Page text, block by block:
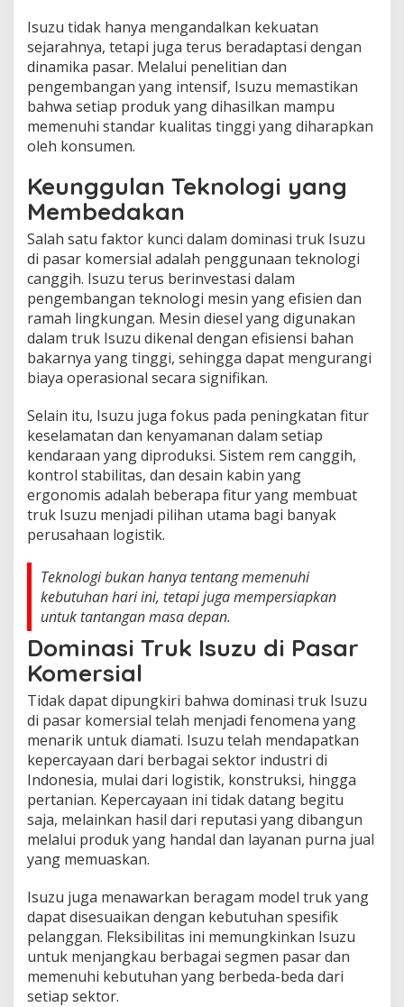
Isuzu tidak hanya mengandalkan kekuatan
sejarahnya, tetapi juga terus beradaptasi dengan
dinamika pasar. Melalui penelitian dan
pengembangan yang intensif, Isuzu memastikan
bahwa setiap produk yang dihasilkan mampu
memenuhi standar kualitas tinggi yang diharapkan
oleh konsumen.
Keunggulan Teknologi yang
Membedakan
Salah satu faktor kunci dalam dominasi truk Isuzu
di pasar komersial adalah penggunaan teknologi
canggih. Isuzu terus berinvestasi dalam
pengembangan teknologi mesin yang efisien dan
ramah lingkungan. Mesin diesel yang digunakan
dalam truk Isuzu dikenal dengan efisiensi bahan
bakarnya yang tinggi, sehingga dapat mengurangi
biaya operasional secara signifikan.
Selain itu, Isuzu juga fokus pada peningkatan fitur
keselamatan dan kenyamanan dalam setiap
kendaraan yang diproduksi. Sistem rem canggih,
kontrol stabilitas, dan desain kabin yang
ergonomis adalah beberapa fitur yang membuat
truk Isuzu menjadi pilihan utama bagi banyak
perusahaan logistik.
Teknologi bukan hanya tentang memenuhi
kebutuhan hari ini, tetapi juga mempersiapkan
untuk tantangan masa depan.
Dominasi Truk Isuzu di Pasar
Komersial
Tidak dapat dipungkiri bahwa dominasi truk Isuzu
di pasar komersial telah menjadi fenomena yang
menarik untuk diamati. Isuzu telah mendapatkan
kepercayaan dari berbagai sektor industri di
Indonesia, mulai dari logistik, konstruksi, hingga
pertanian. Kepercayaan ini tidak datang begitu
saja, melainkan hasil dari reputasi yang dibangun
melalui produk yang handal dan layanan purna jual
yang memuaskan.
Isuzu juga menawarkan beragam model truk yang
dapat disesuaikan dengan kebutuhan spesifik
pelanggan. Fleksibilitas ini memungkinkan Isuzu
untuk menjangkau berbagai segmen pasar dan
memenuhi kebutuhan yang berbeda-beda dari
setiap sektor.